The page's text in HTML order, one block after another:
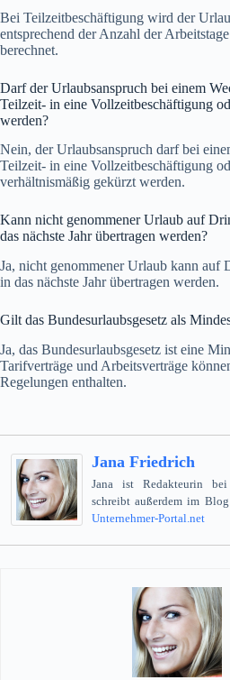
Bei Teilzeitbeschäftigung wird der
entsprechend der Anzahl der
berechnet.
Darf der Urlaubsanspruch bei einem
Teilzeit- in eine Vollzeitbeschäftigung
werden?
Nein, der Urlaubsanspruch darf bei
Teilzeit- in eine Vollzeitbeschäftigung
verhältnismäßig gekürzt werden.
Kann nicht genommener Urlaub auf
das nächste Jahr übertragen werden?
Ja, nicht genommener Urlaub kann auf
in das nächste Jahr übertragen werden.
Gilt das Bundesurlaubsgesetz als
Ja, das Bundesurlaubsgesetz ist eine
Tarifverträge und Arbeitsverträge
Regelungen enthalten.
Jana Friedrich
Jana ist Redakteurin
schreibt außerdem im
Unternehmer-Portal.net